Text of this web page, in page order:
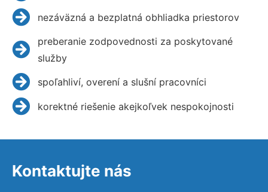
nezáväzná a bezplatná obhliadka priestorov
preberanie zodpovednosti za poskytované
služby
spoľahliví, overení a slušní pracovníci
korektné riešenie akejkoľvek nespokojnosti
Kontaktujte nás